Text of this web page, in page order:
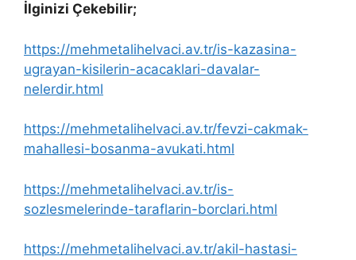
İlginizi Çekebilir;
https://mehmetalihelvaci.av.tr/is-kazasina-
ugrayan-kisilerin-acacaklari-davalar-
nelerdir.html
https://mehmetalihelvaci.av.tr/fevzi-cakmak-
mahallesi-bosanma-avukati.html
https://mehmetalihelvaci.av.tr/is-
sozlesmelerinde-taraflarin-borclari.html
https://mehmetalihelvaci.av.tr/akil-hastasi-